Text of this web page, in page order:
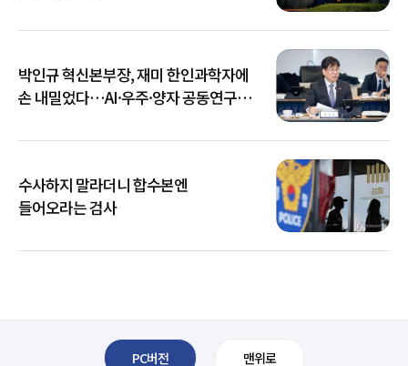
박인규 혁신본부장, 재미 한인과학자에
손 내밀었다…AI·우주·양자 공동연구
수사하지 말라더니 합수본엔
들어오라는 검사
PC버전 맨위로